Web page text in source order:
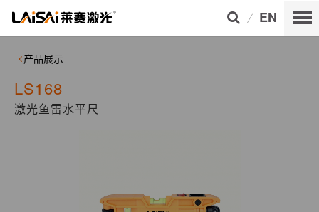
EN
产品展示
LS168
激光鱼雷水平尺